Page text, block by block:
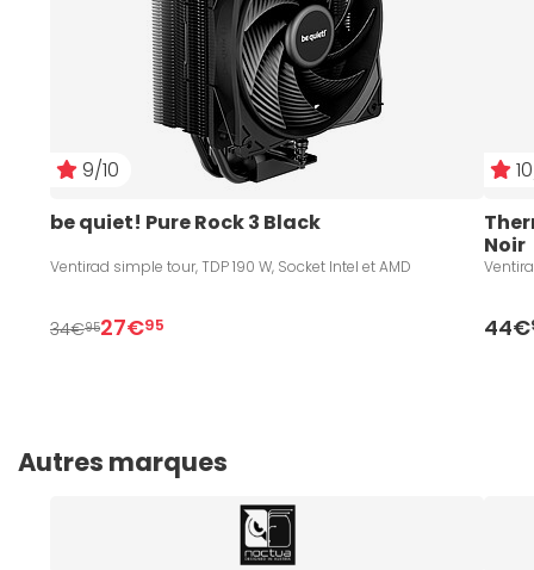
9/10
be quiet! Pure Rock 3 Black
Ventirad simple tour, TDP 190 W, Socket Intel et AMD
34€9527€95
Noir
44€
Autres marques